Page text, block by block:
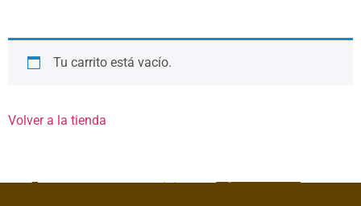
Tu carrito está vacío.
Volver a la tienda